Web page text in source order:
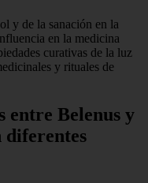
y de la sanación en la
en la medicina
curativas de la luz
y rituales de
entre Belenus y
diferentes